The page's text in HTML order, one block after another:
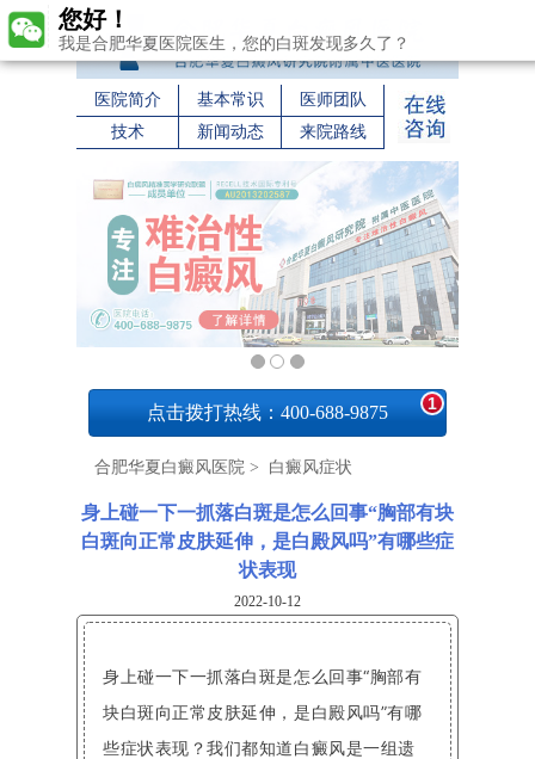
医院简介 基本常识
医师团队
技术
新闻动态 来院路线
点击拨打热线：400-688-9875 1
合肥华夏白癜风医院 > 白癜风症状
身上碰一下一抓落白斑是怎么回事“胸部有块
白斑向正常皮肤延伸，是白殿风吗”有哪些症
状表现
2022-10-12
身上碰一下一抓落白斑是怎么回事“胸部有
块白斑向正常皮肤延伸，是白殿风吗”有哪
些症状表现？我们都知道白癜风是一组遗
您好！
我是合肥华夏医院医生，您的白斑发现多久了？